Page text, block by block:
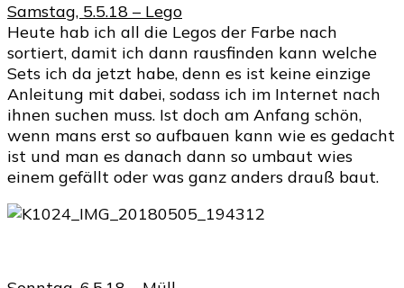
Samstag, 5.5.18 – Lego
Heute hab ich all die Legos der Farbe nach
sortiert, damit ich dann rausfinden kann welche
Sets ich da jetzt habe, denn es ist keine einzige
Anleitung mit dabei, sodass ich im Internet nach
ihnen suchen muss. Ist doch am Anfang schön,
wenn mans erst so aufbauen kann wie es gedacht
ist und man es danach dann so umbaut wies
einem gefällt oder was ganz anders drauß baut.